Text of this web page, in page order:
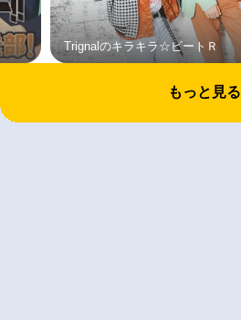
Trignalのキラキラ☆ビートＲ
もっと見る